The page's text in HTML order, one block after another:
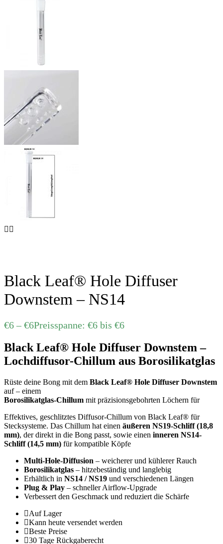
Black Leaf® Hole Diffuser
Downstem – NS14
€6 –€6Preisspanne: €6 bis €6
Black Leaf® Hole Diffuser Downstem –
Lochdiffusor-Chillum aus Borosilikatglas
Rüste deine Bong mit dem Black Leaf® Hole Diffuser Downstem
auf – einem
Borosilikatglas-Chillum mit präzisionsgebohrten Löchern für
Effektives, geschlitztes Diffusor-Chillum von Black Leaf® für
Stecksysteme. Das Chillum hat einen äußeren NS19-Schliff (18,8
mm), der direkt in die Bong passt, sowie einen inneren NS14-
Schliff (14,5 mm) für kompatible Köpfe
Multi-Hole-Diffusion – weicherer und kühlerer Rauch
Borosilikatglas – hitzebeständig und langlebig
Erhältlich in NS14 / NS19 und verschiedenen Längen
Plug & Play – schneller Airflow-Upgrade
Verbessert den Geschmack und reduziert die Schärfe
Auf Lager
Kann heute versendet werden
Beste Preise
30 Tage Rückgaberecht